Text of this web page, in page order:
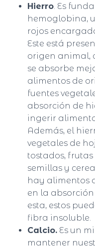
Hierro. Es
hemoglobina,
rojos
Este está
origen animal,
se absorbe
alimentos de
fuentes
absorción de
ingerir
Además, el
vegetales de
tostados,
semillas y
hay alimentos
en la
esta, estos
fibra insoluble.
Calcio. Es un
mantener